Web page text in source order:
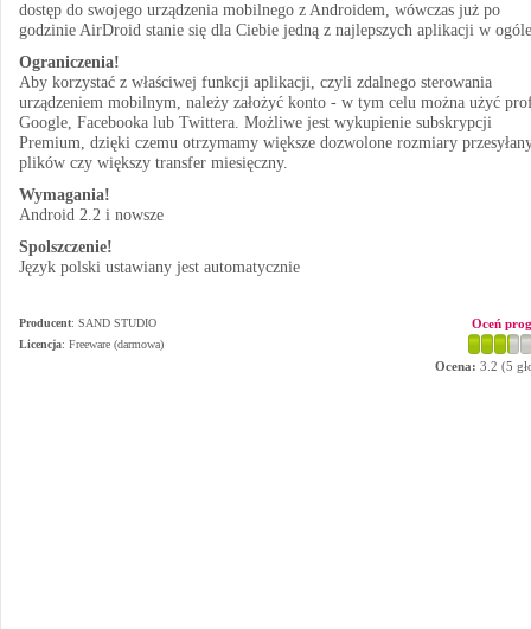
dostęp do swojego urządzenia mobilnego z Androidem, wówczas już po
godzinie AirDroid stanie się dla Ciebie jedną z najlepszych aplikacji w
Ograniczenia!
Aby korzystać z właściwej funkcji aplikacji, czyli zdalnego sterowania
urządzeniem mobilnym, należy założyć konto - w tym celu można użyć
Google, Facebooka lub Twittera. Możliwe jest wykupienie subskrypcji
Premium, dzięki czemu otrzymamy większe dozwolone rozmiary
plików czy większy transfer miesięczny.
Wymagania!
Android 2.2 i nowsze
Spolszczenie!
Język polski ustawiany jest automatycznie
Producent: SAND STUDIO
Licencja: Freeware (darmowa)
Oceń
Ocena: 3.2 (5